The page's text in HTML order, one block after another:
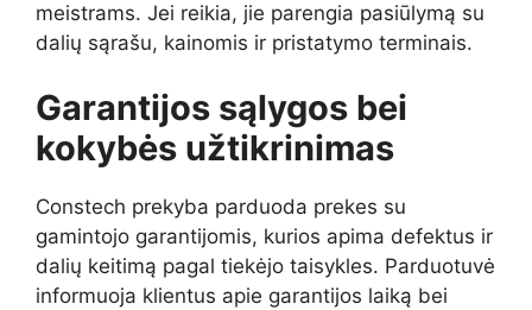
meistrams. Jei reikia, jie parengia pasiūlymą su
dalių sąrašu, kainomis ir pristatymo terminais.
Garantijos sąlygos bei
kokybės užtikrinimas
Constech prekyba parduoda prekes su
gamintojo garantijomis, kurios apima defektus ir
dalių keitimą pagal tiekėjo taisykles. Parduotuvė
informuoja klientus apie garantijos laiką bei